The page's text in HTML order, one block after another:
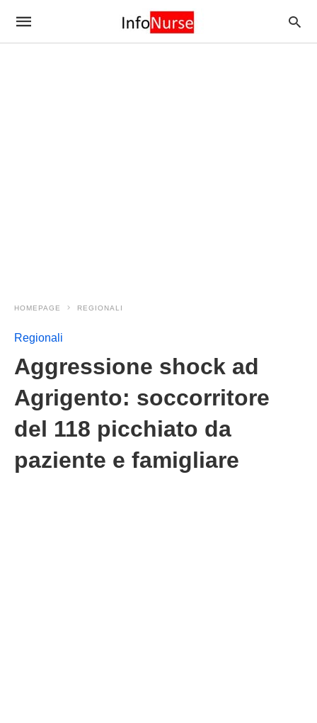
HOMEPAGE REGIONALI
Regionali
Aggressione shock ad
Agrigento: soccorritore
del 118 picchiato da
paziente e famigliare